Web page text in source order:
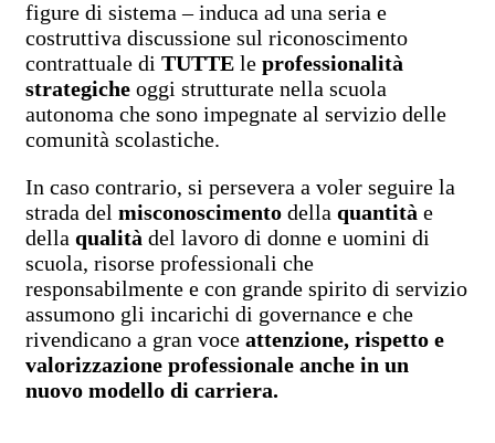
figure di sistema – induca ad una seria e
costruttiva discussione sul riconoscimento
contrattuale di TUTTE le professionalità
strategiche oggi strutturate nella scuola
autonoma che sono impegnate al servizio delle
comunità scolastiche.
In caso contrario, si persevera a voler seguire la
strada del misconoscimento della quantità e
della qualità del lavoro di donne e uomini di
scuola, risorse professionali che
responsabilmente e con grande spirito di servizio
assumono gli incarichi di governance e che
rivendicano a gran voce attenzione, rispetto e
valorizzazione professionale anche in un
nuovo modello di carriera.